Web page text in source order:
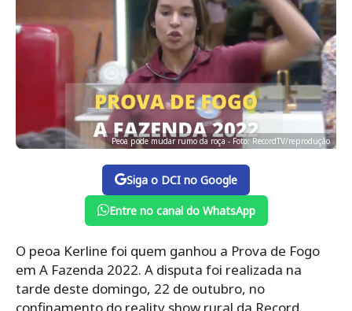
Peoa pode mudar rumo da roça - Foto: RecordTV/reprodução
Siga o DCI no Google
Entre no canal do WhatsApp
O peoa Kerline foi quem ganhou a Prova de Fogo
em A Fazenda 2022. A disputa foi realizada na
tarde deste domingo, 22 de outubro, no